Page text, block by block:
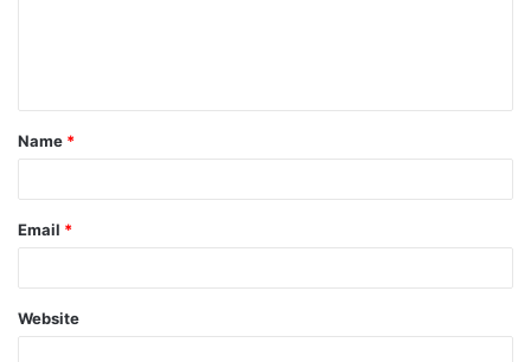
Name *
Email *
Website